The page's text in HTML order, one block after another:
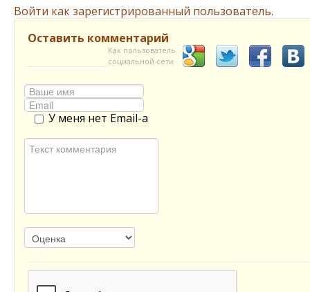
Войти как зарегистрированный пользователь.
Оставить комментарий
Как пользователь
социальной сети
У меня нет Email-а